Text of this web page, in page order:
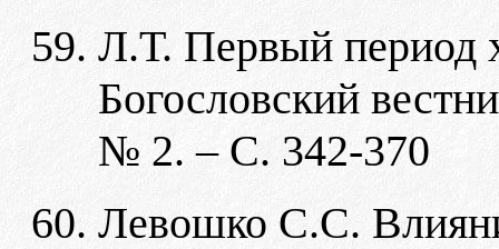
Л.Т. Первый период
Богословский
№ 2. – С. 342-370
Левошко С.С.